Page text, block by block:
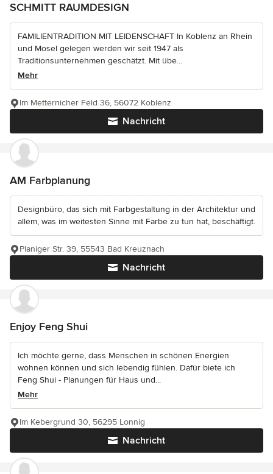
SCHMITT RAUMDESIGN
FAMILIENTRADITION MIT LEIDENSCHAFT In Koblenz an Rhein
und Mosel gelegen werden wir seit 1947 als
Traditionsunternehmen geschätzt. Mit übe...
Mehr
Nachricht
Im Metternicher Feld 36, 56072 Koblenz
AM Farbplanung
Designbüro, das sich mit Farbgestaltung in der Architektur und
allem, was im weitesten Sinne mit Farbe zu tun hat, beschäftigt.
Nachricht
Planiger Str. 39, 55543 Bad Kreuznach
Enjoy Feng Shui
Ich möchte gerne, dass Menschen in schönen Energien
wohnen können und sich lebendig fühlen. Dafür biete ich
Feng Shui - Planungen für Haus und...
Mehr
Nachricht
Im Kebergrund 30, 56295 Lonnig